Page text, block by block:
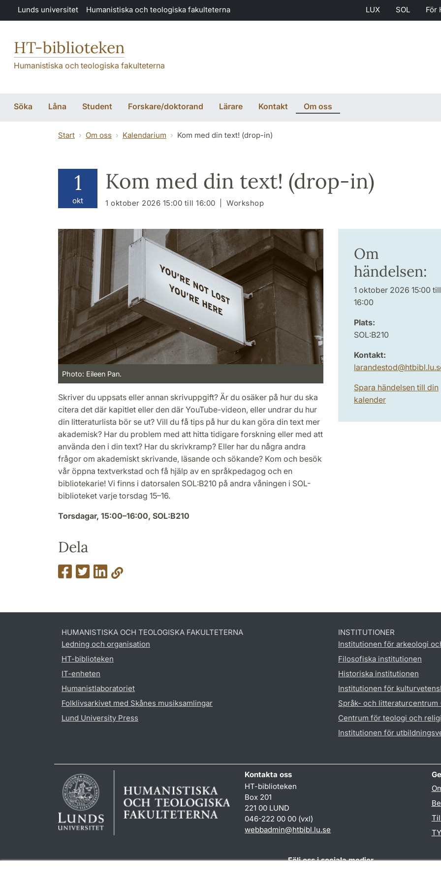
Hoppa till huvudinnehåll
Lunds universitet Humanistiska och teologiska fakulteterna LUX SOL För
HT-biblioteken
Humanistiska och teologiska fakulteterna
Söka Låna Student Forskare/doktorand Lärare Kontakt Om oss
Start Om oss Kalendarium Kom med din text! (drop-in)
1
okt
Kom med din text! (drop-in)
1 oktober 2026 15:00 till 16:00 Workshop
Photo: Eileen Pan.
Skriver du uppsats eller annan skrivuppgift? Är du osäker på hur du ska
citera det där kapitlet eller den där YouTube-videon, eller undrar du hur
din litteraturlista bör se ut? Vill du få tips på hur du kan göra din text mer
akademisk? Har du problem med att hitta tidigare forskning eller med att
använda den i din text? Har du skrivkramp? Eller har du några andra
frågor om akademiskt skrivande, läsande och sökande? Kom och besök
vår öppna textverkstad och få hjälp av en språkpedagog och en
bibliotekarie! Vi finns i datorsalen SOL:B210 på andra våningen i SOL-
biblioteket varje torsdag 15–16.
Torsdagar, 15:00–16:00, SOL:B210
Dela
Om
händelsen:
1 oktober 2026 15:00 till
16:00
Plats:
SOL:B210
Kontakt:
larandestod@htbibl.lu.
Spara händelsen till din
kalender
HUMANISTISKA OCH TEOLOGISKA FAKULTETERNA
Ledning och organisation
HT-biblioteken
IT-enheten
Humanistlaboratoriet
Folklivsarkivet med Skånes musiksamlingar
Lund University Press
INSTITUTIONER
Institutionen för arkeologi
Filosofiska institutionen
Historiska institutionen
Institutionen för
Språk- och litteraturcentrum
Centrum för teologi och
Institutionen för
Kontakta oss
HT-biblioteken
Box 201
221 00 LUND
046-222 00 00 (vxl)
webbadmin@htbibl.lu.se
Följ oss i sociala medier